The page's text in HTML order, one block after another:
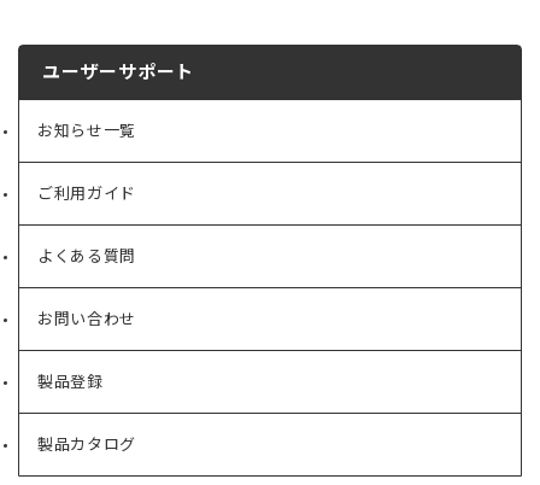
ユーザーサポート
お知らせ一覧
ご利用ガイド
よくある質問
お問い合わせ
製品登録
製品カタログ